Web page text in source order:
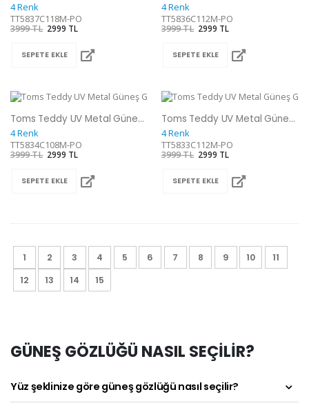
4 Renk
TT5837C118M-PO
3999 TL 2999 TL
SEPETE EKLE
4 Renk
TT5836C112M-PO
3999 TL 2999 TL
SEPETE EKLE
Toms Teddy UV Metal Güneş Gözlüğü
4 Renk
TT5834C108M-PO
3999 TL 2999 TL
SEPETE EKLE
Toms Teddy UV Metal Güneş Gözlüğü
4 Renk
TT5833C112M-PO
3999 TL 2999 TL
SEPETE EKLE
1 2 3 4 5 6 7 8 9 10
11
12
13 14 15
GÜNEŞ GÖZLÜĞÜ NASIL SEÇİLİR?
Yüz şeklinize göre güneş gözlüğü nasıl seçilir?